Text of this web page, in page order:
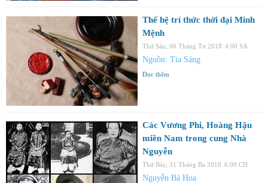
Thế hệ trí thức thời đại Minh
Mệnh
Thứ Sáu, 06 Tháng Tư 2018 4:00 SA
Nguồn: Tia Sáng
Đọc thêm
Các Vương Phi, Hoàng Hậu
miền Nam trong cung Nhà
Nguyễn
Thứ Bảy, 31 Tháng Ba 2018 6:00 CH
Nguyễn Bá Hoa